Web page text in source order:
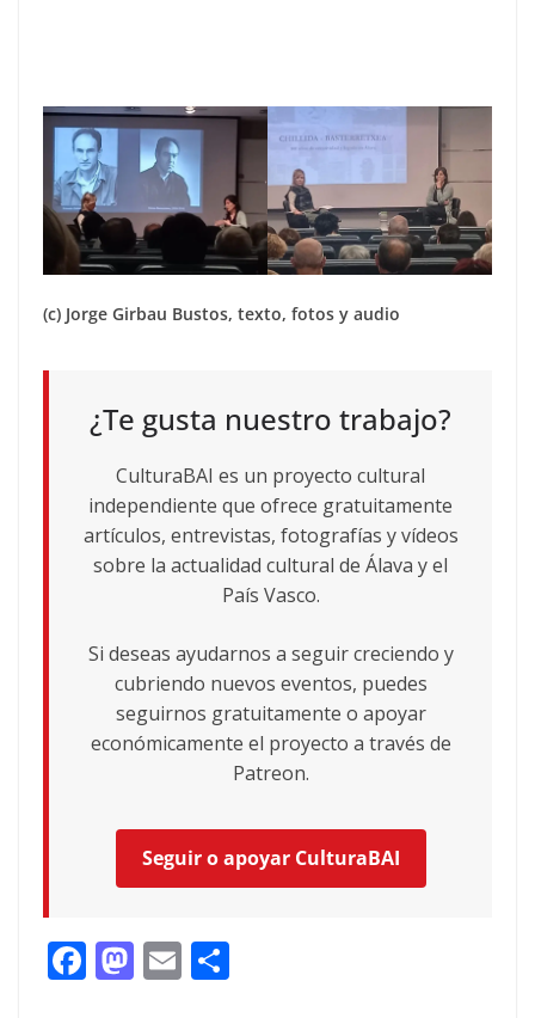
(c) Jorge Girbau Bustos, texto, fotos y audio
¿Te gusta nuestro trabajo?
CulturaBAI es un proyecto cultural
independiente que ofrece gratuitamente
artículos, entrevistas, fotografías y vídeos
sobre la actualidad cultural de Álava y el
País Vasco.
Si deseas ayudarnos a seguir creciendo y
cubriendo nuevos eventos, puedes
seguirnos gratuitamente o apoyar
económicamente el proyecto a través de
Patreon.
Seguir o apoyar CulturaBAI
F M E